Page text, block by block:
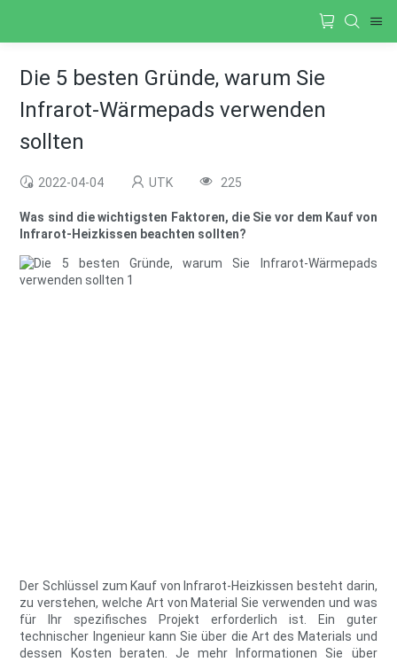
Die 5 besten Gründe, warum Sie
Infrarot-Wärmepads verwenden
sollten
2022-04-04 UTK 225
Was sind die wichtigsten Faktoren, die Sie vor dem Kauf von
Infrarot-Heizkissen beachten sollten?
Der Schlüssel zum Kauf von Infrarot-Heizkissen besteht darin,
zu verstehen, welche Art von Material Sie verwenden und was
für Ihr spezifisches Projekt erforderlich ist. Ein guter
technischer Ingenieur kann Sie über die Art des Materials und
dessen Kosten beraten. Je mehr Informationen Sie über